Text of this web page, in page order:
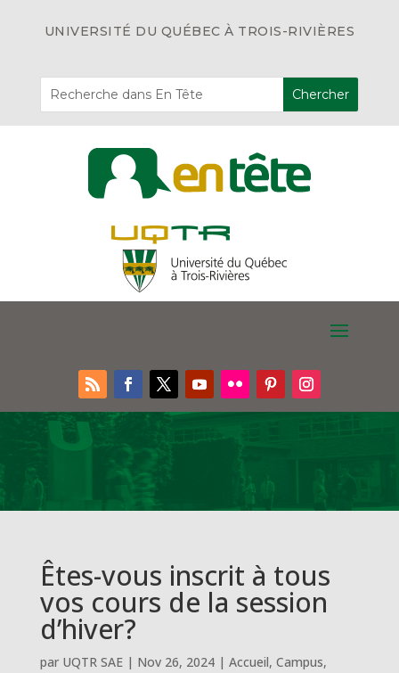
UNIVERSITÉ DU QUÉBEC À TROIS-RIVIÈRES
Êtes-vous inscrit à tous
vos cours de la session
d’hiver?
par UQTR SAE| Nov 26, 2024| Accueil, Campus,